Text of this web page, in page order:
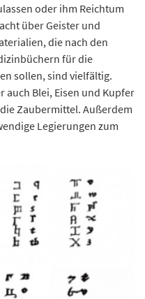
oder ihm Reichtum
über Geister und
die nach den
für die
sollen, sind vielfältig.
auch Blei, Eisen und Kupfer
Zaubermittel. Außerdem
Legierungen zum